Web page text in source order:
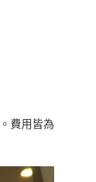
。費用皆為